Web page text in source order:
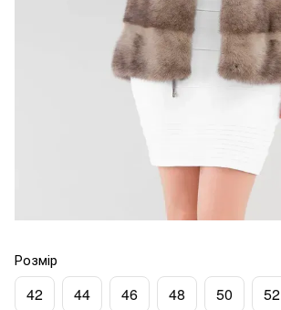
Розмір
42 44 46 48 50 52